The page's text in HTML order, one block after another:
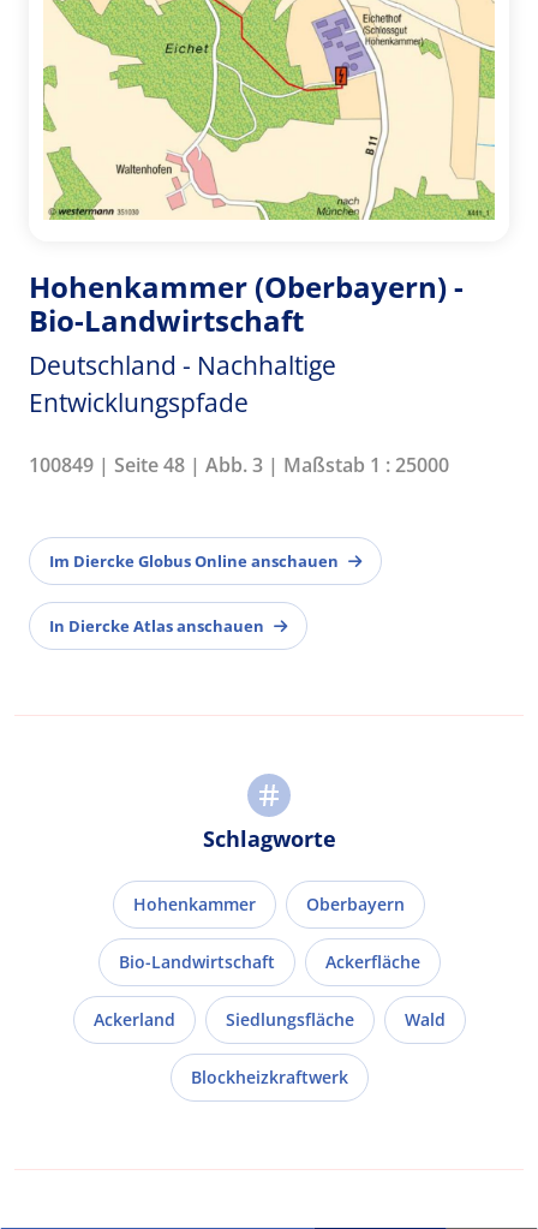
Hohenkammer (Oberbayern) -
Bio-Landwirtschaft
Deutschland - Nachhaltige
Entwicklungspfade
100849 | Seite 48 | Abb. 3 | Maßstab 1 : 25000
Im Diercke Globus Online anschauen
In Diercke Atlas anschauen
Schlagworte
Hohenkammer Oberbayern
Bio-Landwirtschaft Ackerfläche
Ackerland Siedlungsfläche Wald
Blockheizkraftwerk